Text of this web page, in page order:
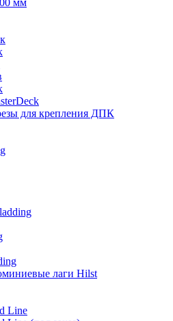
мм
для крепления ДПК
лаги Hilst
Line